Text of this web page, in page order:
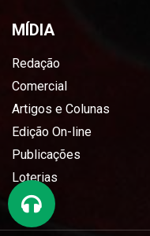
MÍDIA
Redação
Comercial
Artigos e Colunas
Edição On-line
Publicações
Loterias